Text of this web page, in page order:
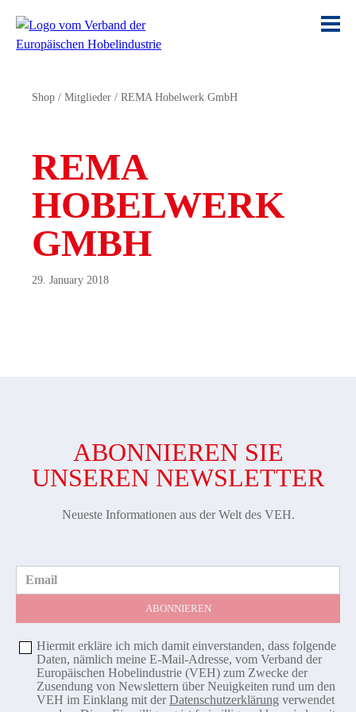
Shop / Mitglieder / REMA Hobelwerk GmbH
REMA
HOBELWERK
GMBH
29. January 2018
ABONNIEREN SIE
UNSEREN NEWSLETTER
Neueste Informationen aus der Welt des VEH.
Email
Hiermit erkläre ich mich damit einverstanden, dass folgende
Daten, nämlich meine E-Mail-Adresse, vom Verband der
Europäischen Hobelindustrie (VEH) zum Zwecke der
Zusendung von Newslettern über Neuigkeiten rund um den
VEH im Einklang mit derDatenschutzerklärung verwendet